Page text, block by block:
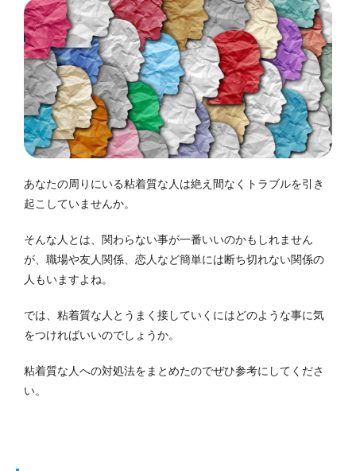
あなたの周りにいる粘着質な人は絶え間なくトラブルを引き
起こしていませんか。
そんな人とは、関わらない事が一番いいのかもしれません
が、職場や友人関係、恋人など簡単には断ち切れない関係の
人もいますよね。
では、粘着質な人とうまく接していくにはどのような事に気
をつければいいのでしょうか。
粘着質な人への対処法をまとめたのでぜひ参考にしてくださ
い。